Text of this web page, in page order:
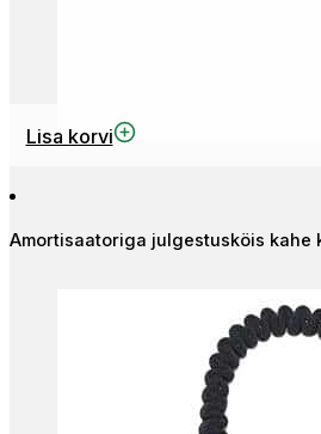
Lisa korvi
Amortisaatoriga julgestusköis kahe